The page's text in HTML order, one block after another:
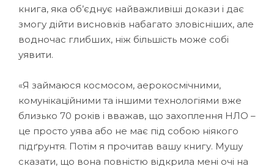
книга, яка об’єднує найважливіші докази і дає
змогу дійти висновків набагато зловісніших, але
водночас глибших, ніж більшість може собі
уявити.
«Я займаюся космосом, аерокосмічними,
комунікаційними та іншими технологіями вже
близько 70 років і вважав, що захоплення НЛО –
це просто уява або не має під собою ніякого
підґрунтя. Потім я прочитав вашу книгу. Мушу
сказати, що вона повністю відкрила мені очі на